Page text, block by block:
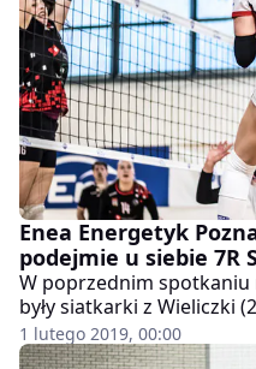
Enea Energetyk
podejmie u siebie 7R
W poprzednim
były siatkarki z Wieliczki
trenera Marcina Patyka
rewanżu.
1 lutego 2019, 00:00